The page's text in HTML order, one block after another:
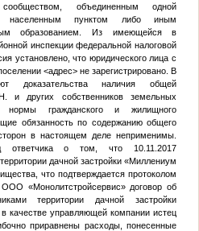
объединенным одной
населенным пунктом либо иным
образованием. Из имеющейся в
инспекции федеральной налоговой
установлено, что юридического лица с
<адрес>не зарегистрировано. В
доказательства наличия общей
и других собственников земельных
гражданского и жилищного
обязанность по содержанию общего
в настоящем деле неприменимы.
ответчика о том, что 10.11.2017
дачной застройки «Миллениум
что подтверждается протоколом
«Монолитстройсервис» договор об
территории дачной застройки
качестве управляющей компании истец
приравнены расходы, понесенные